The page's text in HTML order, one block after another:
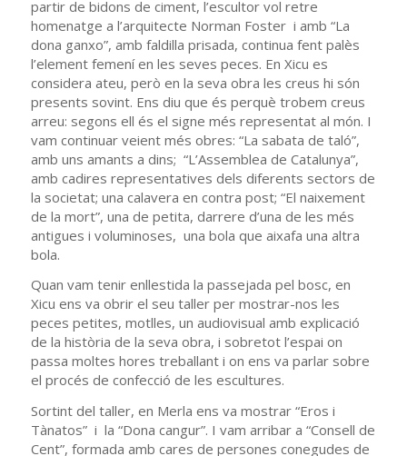
partir de bidons de ciment, l’escultor vol retre
homenatge a l’arquitecte Norman Foster i amb “La
dona ganxo”, amb faldilla prisada, continua fent palès
l’element femení en les seves peces. En Xicu es
considera ateu, però en la seva obra les creus hi són
presents sovint. Ens diu que és perquè trobem creus
arreu: segons ell és el signe més representat al món. I
vam continuar veient més obres: “La sabata de taló”,
amb uns amants a dins; “L’Assemblea de Catalunya”,
amb cadires representatives dels diferents sectors de
la societat; una calavera en contra post; “El naixement
de la mort”, una de petita, darrere d’una de les més
antigues i voluminoses, una bola que aixafa una altra
bola.
Quan vam tenir enllestida la passejada pel bosc, en
Xicu ens va obrir el seu taller per mostrar-nos les
peces petites, motlles, un audiovisual amb explicació
de la història de la seva obra, i sobretot l’espai on
passa moltes hores treballant i on ens va parlar sobre
el procés de confecció de les escultures.
Sortint del taller, en Merla ens va mostrar “Eros i
Tànatos” i la “Dona cangur”. I vam arribar a “Consell de
Cent”, formada amb cares de persones conegudes de